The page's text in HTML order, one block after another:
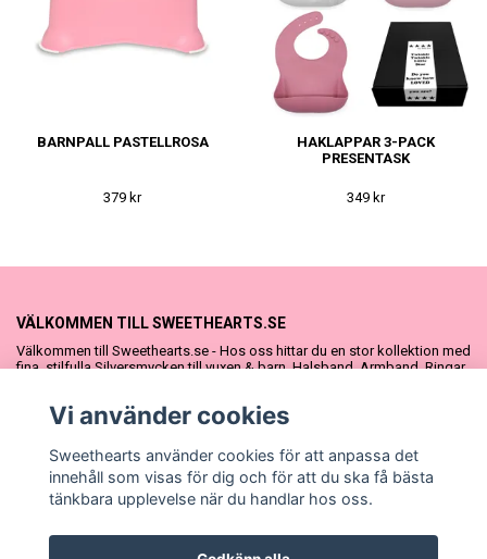
BARNPALL PASTELLROSA
379 kr
HAKLAPPAR 3-PACK
PRESENTASK
349 kr
VÄLKOMMEN TILL SWEETHEARTS.SE
Välkommen till Sweethearts.se - Hos oss hittar du en stor kollektion med
fina, stilfulla Silversmycken till vuxen & barn. Halsband, Armband, Ringar
vår söta Sweethearts kolllektion med barnsmycken, tyllkjolar &
Vi använder cookies
Sweethearts använder cookies för att anpassa det
innehåll som visas för dig och för att du ska få bästa
tänkbara upplevelse när du handlar hos oss.